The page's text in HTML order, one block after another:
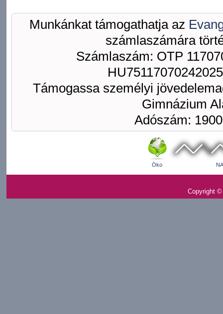
Munkánkat támogathatja az
számlaszámára
Számlaszám: OTP
Támogassa személyi
Gimnázium
Adószám:
Öko
Copyright